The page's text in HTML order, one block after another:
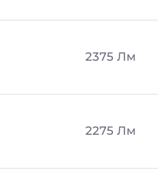
2375 Лм
2275 Лм